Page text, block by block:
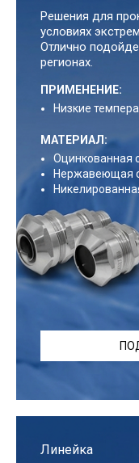
Решения для
условиях
Отлично
регионах.
ПРИМЕНЕНИЕ:
Низкие
МАТЕРИАЛ:
Оцинкованная
Нержавеющая
Линейка